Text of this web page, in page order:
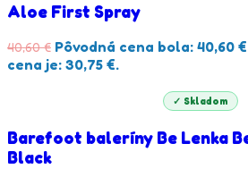
Aloe First Spray
40,60€ Pôvodná cena bola: 40,60
cena je: 30,75 €.
✓ Skladom
Barefoot baleríny Be Lenka
Black